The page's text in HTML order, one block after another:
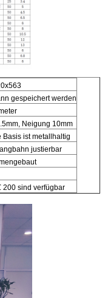
gespeichert werden
Neigung 10mm
Basis ist metallhaltig
justierbar
sind verfügbar